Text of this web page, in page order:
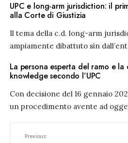
UPC e long-arm jurisdiction: il
alla Corte di Giustizia
Il tema della c.d. long-arm
ampiamente dibattuto sin
La persona esperta del ramo e la
knowledge secondo l’UPC
Con decisione del 16 gennaio
un procedimento avente ad
Previous: